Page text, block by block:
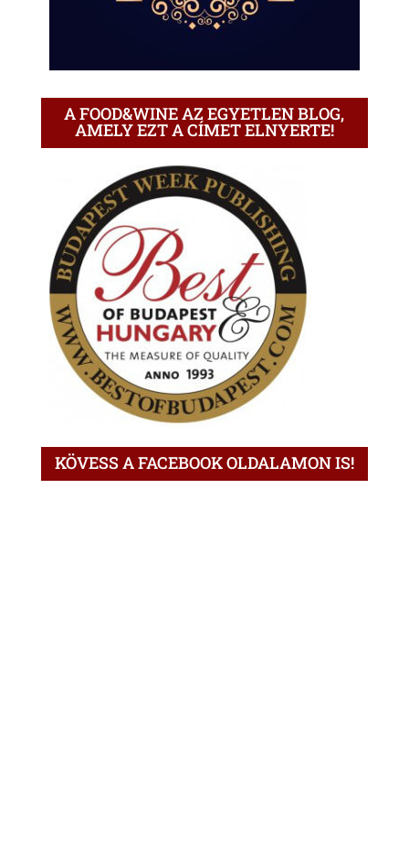
A FOOD&WINE AZ EGYETLEN BLOG,
AMELY EZT A CÍMET ELNYERTE!
KÖVESS A FACEBOOK OLDALAMON IS!